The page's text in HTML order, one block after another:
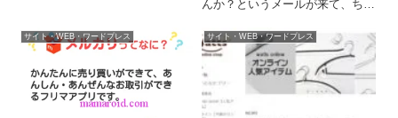
が、Google先生とは。...
んか？というメールが来て、ちょ
M&Aで提示されていたサイトの
価格突然、「サイトを売りません
か」というメールが迷い込んでき
ました。私にとっては「迷い込ん
でき...
サイト・WEB・ワードプレス サイト・WEB・ワードプレス